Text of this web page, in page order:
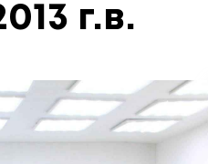
г.в.